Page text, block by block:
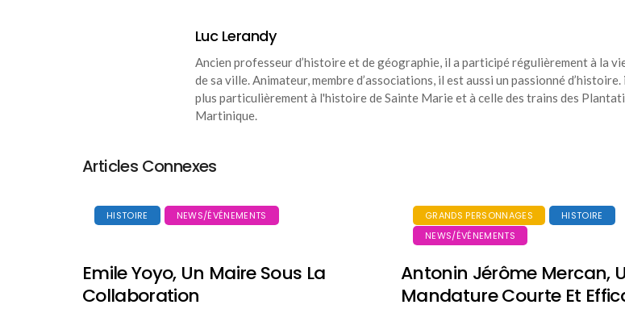
Luc Lerandy
Ancien professeur d’histoire et de géographie, il a participé régulièrement à la
de sa ville. Animateur, membre d’associations, il est aussi un passionné
plus particulièrement à l'histoire de Sainte Marie et à celle des trains des
Martinique.
Articles Connexes
HISTOIRE NEWS/ÉVÉNEMENTS
Emile Yoyo, Un Maire Sous La
Collaboration
GRANDS PERSONNAGES
HISTOIRE
NEWS/ÉVÉNEMENTS
Antonin Jérôme Mercan,
Mandature Courte Et